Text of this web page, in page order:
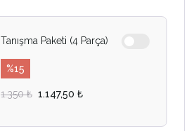
Tanışma Paketi (4 Parça)
%15
1.350 ₺ 1.147,50 ₺